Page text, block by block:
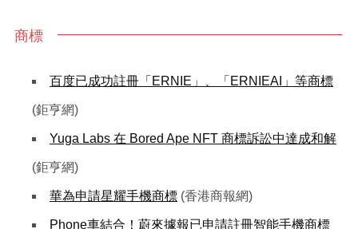
商標
百度已成功註冊「ERNIE」、「ERNIEAI」等商標
(鉅亨網)
Yuga Labs 在 Bored Ape NFT 商標訴訟中達成和解
(鉅亨網)
華為申請星耀手機商標 (香港商報網)
Phone車結合！蔚來據報已申請註冊智能手機商標